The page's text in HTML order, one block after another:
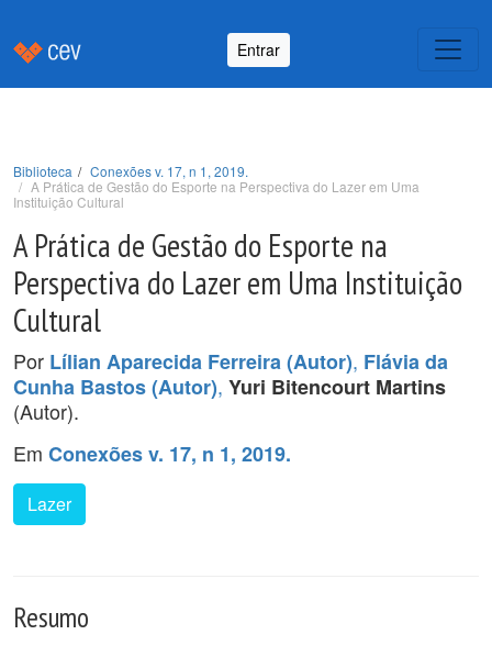
Entrar
Biblioteca
Conexões v. 17, n 1, 2019.
A Prática de Gestão do Esporte na Perspectiva do Lazer em Uma
Instituição Cultural
A Prática de Gestão do Esporte na
Perspectiva do Lazer em Uma Instituição
Cultural
Por Lílian Aparecida Ferreira (Autor), Flávia da
Cunha Bastos (Autor), Yuri Bitencourt Martins
(Autor).
Em Conexões v. 17, n 1, 2019.
Lazer
Resumo